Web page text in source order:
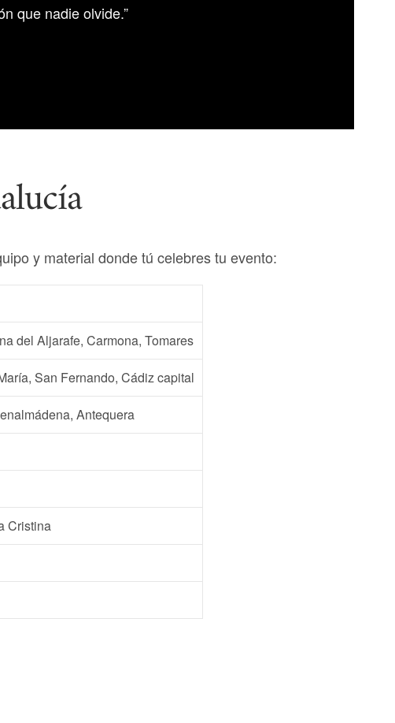
que nadie olvide.”
y material donde tú celebres tu evento:
del Aljarafe, Carmona, Tomares
San Fernando, Cádiz capital
Antequera
Cristina